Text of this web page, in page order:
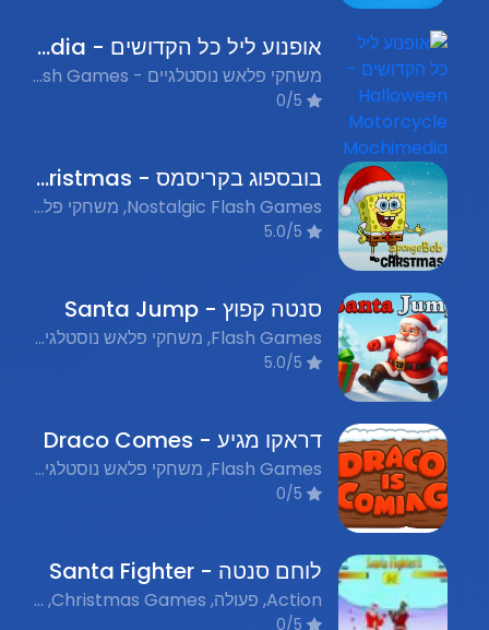
אופנוע ליל כל הקדושים - Halloween Motorcycle Mochimedia
משחקי פלאש נוסטלגיים - Nostalgic Flash Games, משחקי אופנועים - Motorcycle Games, משחקי איסוף - Collecting Games, משחקי חגים - Holiday Games
בובספוג בקריסמס - SpongeBob Christmas
Nostalgic Flash Games, משחקי פלאש נוסטלגים, Holiday Games, משחקי חג
סנטה קפוץ - Santa Jump
Flash Games, משחקי פלאש נוסטלגים, Platformer, משחקי פלטפורמה, Holiday Games, משחקי חג
דראקו מגיע - Draco Comes
Flash Games, משחקי פלאש נוסטלגים, Defense Games, משחקי הגנה, Holiday Games, משחקי חג
לוחם סנטה - Santa Fighter
Action, פעולה, Christmas Games, משחקי חג המולד, Fighting Games, משחקי לחימה, Multiplayer, מרובה משתתפים